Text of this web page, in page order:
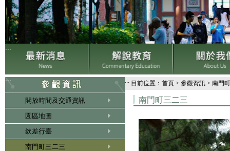
:::
:::
開放時間及交通資訊
園區地圖
欽差行臺
南門町三二三
::: 目前位置： 首頁 > 參觀資訊 > 南門
南門町三二三